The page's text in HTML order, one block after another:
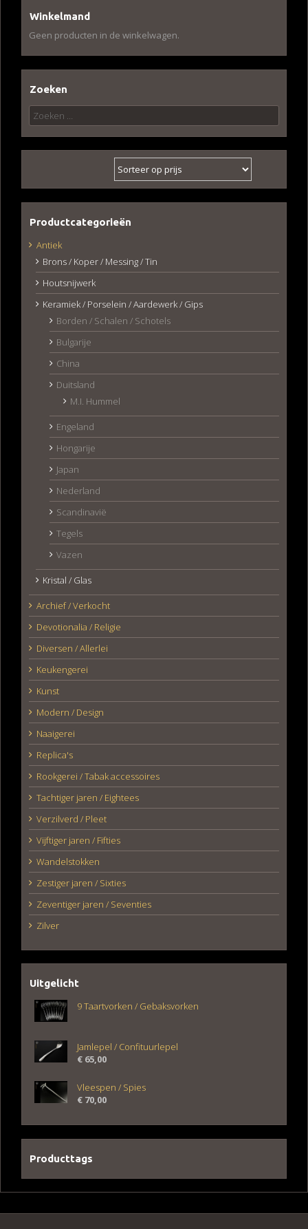
Winkelmand
Geen producten in de winkelwagen.
Zoeken
Zoeken
naar:
Productcategorieën
Antiek
Brons / Koper / Messing / Tin
Houtsnijwerk
Keramiek / Porselein / Aardewerk / Gips
Borden / Schalen / Schotels
Bulgarije
China
Duitsland
M.I. Hummel
Engeland
Hongarije
Japan
Nederland
Scandinavië
Tegels
Vazen
Kristal / Glas
Archief / Verkocht
Devotionalia / Religie
Diversen / Allerlei
Keukengerei
Kunst
Modern / Design
Naaigerei
Replica's
Rookgerei / Tabak accessoires
Tachtiger jaren / Eightees
Verzilverd / Pleet
Vijftiger jaren / Fifties
Wandelstokken
Zestiger jaren / Sixties
Zeventiger jaren / Seventies
Zilver
Uitgelicht
9 Taartvorken / Gebaksvorken
Jamlepel / Confituurlepel
€ 65,00
Vleespen / Spies
€ 70,00
Producttags